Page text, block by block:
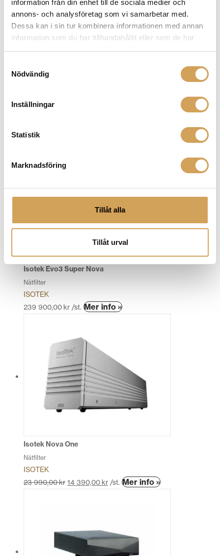
information från din enhet till de sociala medier och
annons- och analysföretag som vi samarbetar med.
Dessa kan i sin tur kombinera informationen med annan
information som du har tillhandahållit eller som de har
samlat in när du har använt deras tjänster.
Nödvändig
Inställningar
Statistik
Marknadsföring
Tillåt alla
Tillåt urval
strömförsörjningssystem och strömrenare, till kablar
och tillbehör. Med Isoteks innovativa teknologi kan du
förbättra ljudkvaliteten och skydda ditt ljudsystem från
elektriskt brus och störningar. Oavsett om du är ute
vår Isotek-kategori och ta din ljudupplevelse till en ny
Relaterade produkter
Isotek Evo3 Super Nova
Nätfilter
ISOTEK
239 900,00 kr /st. Mer info »Den
här
De
olika
alternativen
kan
Isotek Nova One
Nätfilter
ISOTEK
23 990,00kr 14 390,00 kr /st. Mer info »Den